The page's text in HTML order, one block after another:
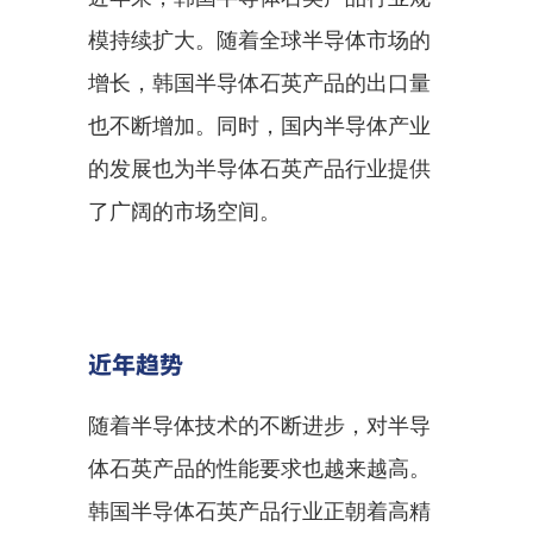
模持续扩大。随着全球半导体市场的
增长，韩国半导体石英产品的出口量
也不断增加。同时，国内半导体产业
的发展也为半导体石英产品行业提供
了广阔的市场空间。
近年趋势
随着半导体技术的不断进步，对半导
体石英产品的性能要求也越来越高。
韩国半导体石英产品行业正朝着高精